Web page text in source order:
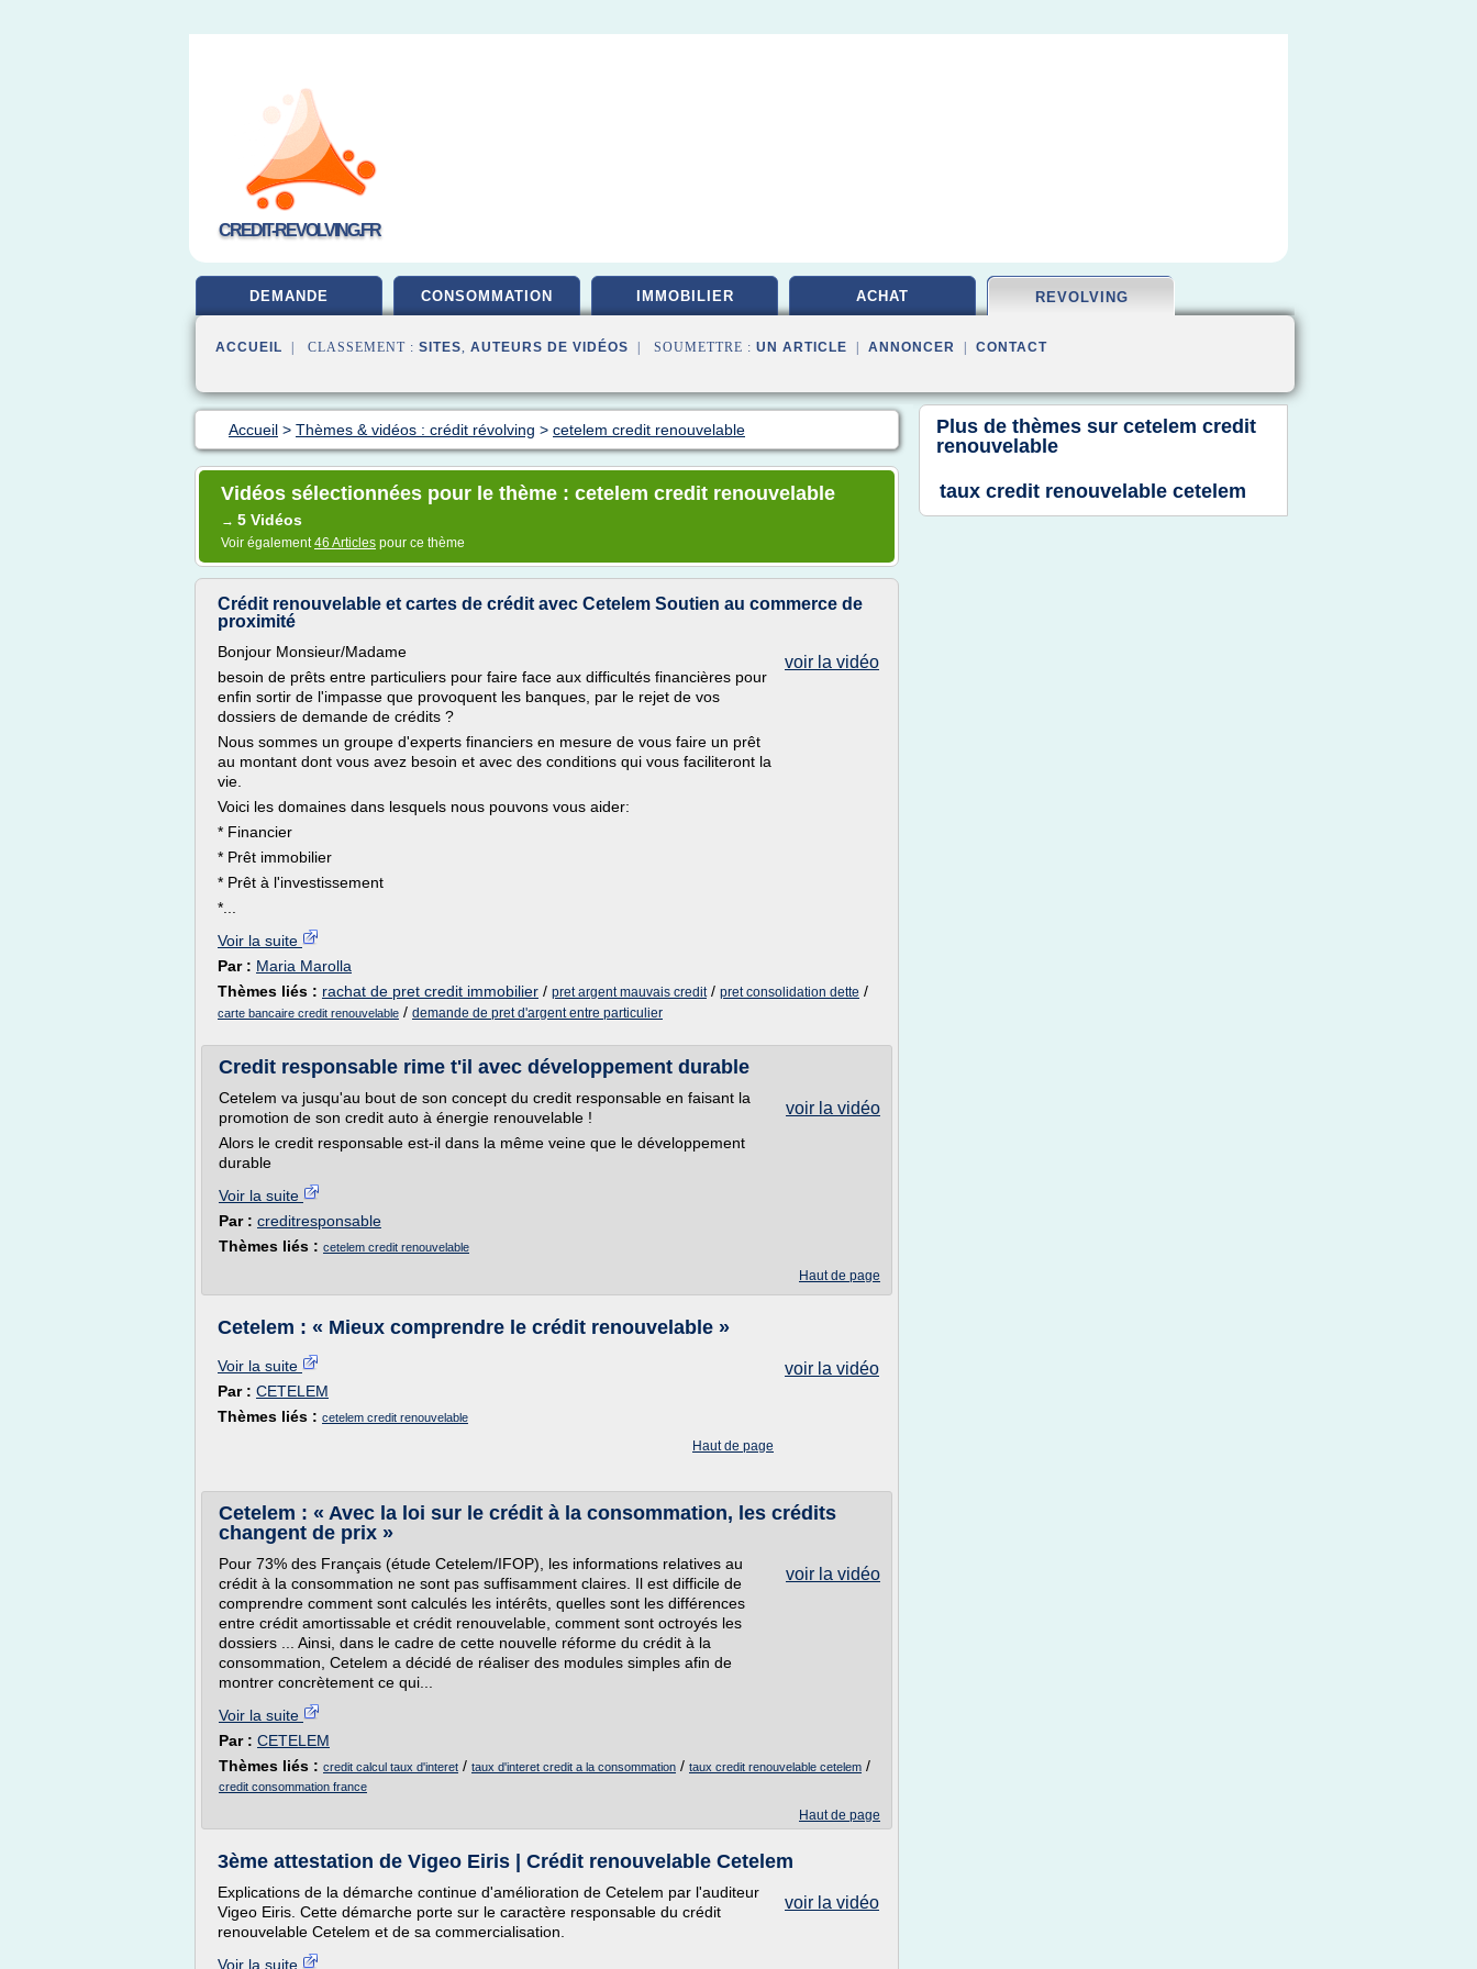
CREDIT-REVOLVING.FR
DEMANDE CONSOMMATION IMMOBILIER ACHAT REVOLVING
ACCUEIL | CLASSEMENT : SITES, AUTEURS DE VIDÉOS | SOUMETTRE : UN ARTICLE ANNONCER CONTACT
Accueil > Thèmes & vidéos : crédit révolving > cetelem credit renouvelable
Vidéos sélectionnées pour le thème : cetelem credit renouvelable
→ 5 Vidéos
Voir également46 Articles pour ce thème
Crédit renouvelable et cartes de crédit avec Cetelem Soutien au commerce de
proximité
voir la vidéo
Bonjour Monsieur/Madame
besoin de prêts entre particuliers pour faire face aux difficultés financières pour
enfin sortir de l'impasse que provoquent les banques, par le rejet de vos
dossiers de demande de crédits ?
Nous sommes un groupe d'experts financiers en mesure de vous faire un prêt
au montant dont vous avez besoin et avec des conditions qui vous faciliteront la
vie.
Voici les domaines dans lesquels nous pouvons vous aider:
* Financier
* Prêt immobilier
* Prêt à l'investissement
*...
Voir la suite
Par : Maria Marolla
Thèmes liés : rachat de pret credit immobilier / pret argent mauvais credit/ pret consolidation dette /
carte bancaire credit renouvelable / demande de pret d'argent entre particulier
Credit responsable rime t'il avec développement durable
voir la vidéo
Cetelem va jusqu'au bout de son concept du credit responsable en faisant la
promotion de son credit auto à énergie renouvelable !
Alors le credit responsable est-il dans la même veine que le développement
durable
Voir la suite
Par : creditresponsable
Thèmes liés : cetelem credit renouvelable
Haut de page
Cetelem : « Mieux comprendre le crédit renouvelable »
voir la vidéo
Voir la suite
Par : CETELEM
Thèmes liés : cetelem credit renouvelable
Haut de page
Cetelem : « Avec la loi sur le crédit à la consommation, les crédits
changent de prix »
voir la vidéo
Pour 73% des Français (étude Cetelem/IFOP), les informations relatives au
crédit à la consommation ne sont pas suffisamment claires. Il est difficile de
comprendre comment sont calculés les intérêts, quelles sont les différences
entre crédit amortissable et crédit renouvelable, comment sont octroyés les
dossiers ... Ainsi, dans le cadre de cette nouvelle réforme du crédit à la
consommation, Cetelem a décidé de réaliser des modules simples afin de
montrer concrètement ce qui...
Voir la suite
Par : CETELEM
Thèmes liés : credit calcul taux d'interet / taux d'interet credit a la consommation / taux credit renouvelable cetelem /
credit consommation france
Haut de page
3ème attestation de Vigeo Eiris | Crédit renouvelable Cetelem
voir la vidéo
Explications de la démarche continue d'amélioration de Cetelem par l'auditeur
Vigeo Eiris. Cette démarche porte sur le caractère responsable du crédit
renouvelable Cetelem et de sa commercialisation.
Voir la suite
Plus de thèmes sur cetelem credit
renouvelable
taux credit renouvelable cetelem